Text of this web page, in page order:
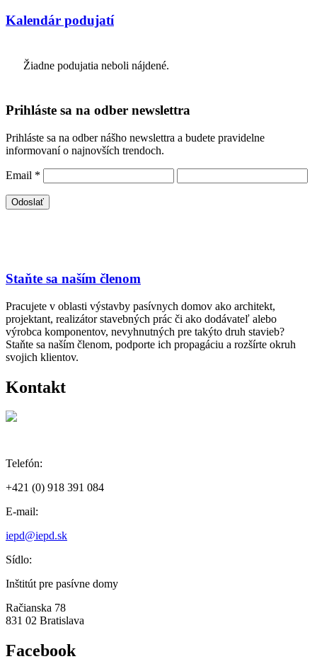
Kalendár podujatí
Žiadne podujatia neboli nájdené.
Prihláste sa na odber newslettra
Prihláste sa na odber nášho newslettra a budete pravidelne
informovaní o najnovších trendoch.
Email *
Staňte sa naším členom
Pracujete v oblasti výstavby pasívnych domov ako architekt,
projektant, realizátor stavebných prác či ako dodávateľ alebo
výrobca komponentov, nevyhnutných pre takýto druh stavieb?
Staňte sa naším členom, podporte ich propagáciu a rozšírte okruh
svojich klientov.
Kontakt
Telefón:
+421 (0) 918 391 084
E-mail:
iepd@iepd.sk
Sídlo:
Inštitút pre pasívne domy
Račianska 78
831 02 Bratislava
Facebook